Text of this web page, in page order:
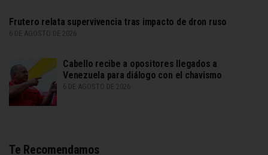
Frutero relata supervivencia tras impacto de dron ruso
6 DE AGOSTO DE 2026
Cabello recibe a opositores llegados a
Venezuela para diálogo con el chavismo
6 DE AGOSTO DE 2026
Te Recomendamos